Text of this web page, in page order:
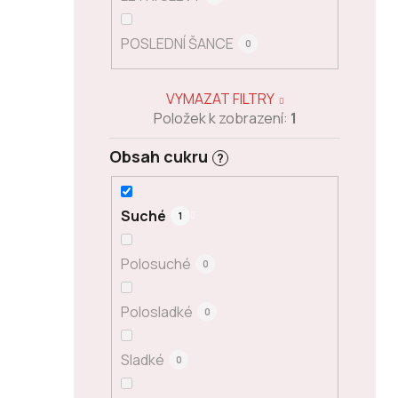
POSLEDNÍ ŠANCE 0
Obsah cukru ?
Suché 1
Polosuché 0
Polosladké 0
Sladké 0
VYMAZAT FILTRY
Položek k zobrazení: 1